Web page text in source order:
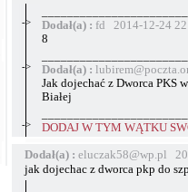
->
Dodał(a) : fd 2014-12-24
8
->
Dodał(a) :
Jak dojechać z Dworca PKS
Białej
->
DODAJ W TYM WĄTKU
Dodał(a) : eluczak58@wp.pl
jak dojechac z dworca pkp do